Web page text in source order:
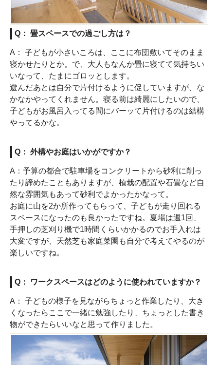
Q： 畳スペースでの過ごし方は？
A： 子どもが小さいころは、ここに布団敷いてそのまま
寝かせたりとか。で、大人もなんか畳に寝てて気持ちい
いなって、たまにゴロッとします。
遊んだあとは自分で片付けるように促していますが、な
かなかやってくれません。寝る前は綺麗にしたいので、
子どもがお風呂入ってる間にバーッて片付けるのは結構
やってるかな。
Q： 外構やお庭はいかがですか？
A：予算の都合で駐車場をコンクリートから砂利に削っ
たり諦めたこともありますが、植栽の配置や石畳など自
然な雰囲気もあって砂利でよかったかなって。
お庭に山を2か所作ってもらって、子どもが走り回れる
スペースになったのも良かったですね。夏場は週1回、
手押しの芝刈り機で1時間くらいかかるのでお手入れは
大変ですが、天然芝も家庭菜園も自分で考えてやるのが
楽しいですね。
Q： ワークスペースはどのように使われていますか？
A： 子どもの様子を見ながらちょっと作業したり、大き
くなったらここで一緒に勉強したり、ちょっとした書き
物ができたらいいなと思って作りました。